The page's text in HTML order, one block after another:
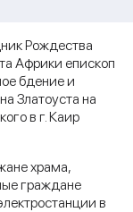
Рождества
Африки епископ
бдение и
Златоуста на
в г. Каир
храма,
граждане
в